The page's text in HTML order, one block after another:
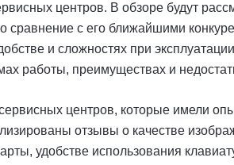
центров. В обзоре будут
сравнение с его ближайшими
и сложностях при
работы, преимуществах и
центров, которые имели
отзывы о качестве
удобстве использования